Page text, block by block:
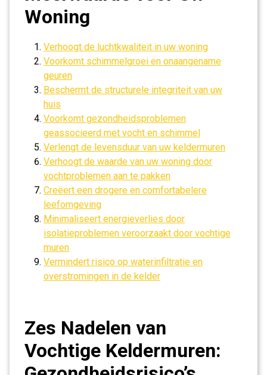
Woning
Verhoogt de luchtkwaliteit in uw woning
Voorkomt schimmelgroei en onaangename
geuren
Beschermt de structurele integriteit van uw
huis
Voorkomt gezondheidsproblemen
geassocieerd met vocht en schimmel
Verlengt de levensduur van uw keldermuren
Verhoogt de waarde van uw woning door
vochtproblemen aan te pakken
Creëert een drogere en comfortabelere
leefomgeving
Minimaliseert energieverlies door
isolatieproblemen veroorzaakt door vochtige
muren
Vermindert risico op waterinfiltratie en
overstromingen in de kelder
Zes Nadelen van
Vochtige Keldermuren: